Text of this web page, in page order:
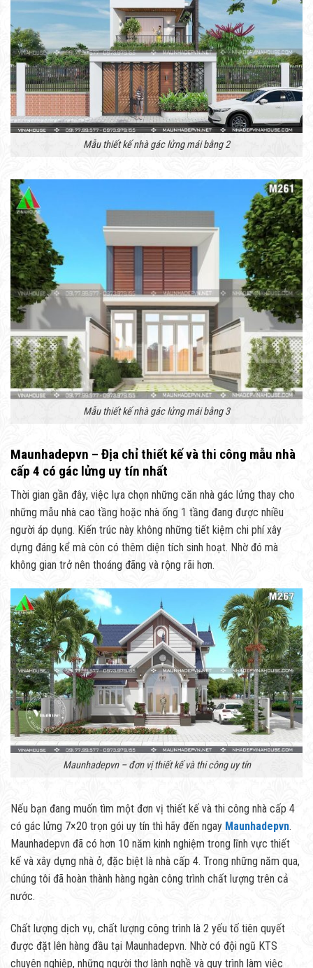
Mẫu thiết kế nhà gác lửng mái bằng 2
Mẫu thiết kế nhà gác lửng mái bằng 3
Maunhadepvn – Địa chỉ thiết kế và thi công mẫu nhà
cấp 4 có gác lửng uy tín nhất
Thời gian gần đây, việc lựa chọn những căn nhà gác lửng thay cho
những mẫu nhà cao tầng hoặc nhà ống 1 tầng đang được nhiều
người áp dụng. Kiến trúc này không những tiết kiệm chi phí xây
dựng đáng kể mà còn có thêm diện tích sinh hoạt. Nhờ đó mà
không gian trở nên thoáng đãng và rộng rãi hơn.
Maunhadepvn – đơn vị thiết kế và thi công uy tín
Nếu bạn đang muốn tìm một đơn vị thiết kế và thi công nhà cấp 4
có gác lửng 7×20 trọn gói uy tín thì hãy đến ngay Maunhadepvn.
Maunhadepvn đã có hơn 10 năm kinh nghiệm trong lĩnh vực thiết
kế và xây dựng nhà ở, đặc biệt là nhà cấp 4. Trong những năm qua,
chúng tôi đã hoàn thành hàng ngàn công trình chất lượng trên cả
nước.
Chất lượng dịch vụ, chất lượng công trình là 2 yếu tố tiên quyết
được đặt lên hàng đầu tại Maunhadepvn. Nhờ có đội ngũ KTS
chuyên nghiệp, những người thợ lành nghề và quy trình làm việc